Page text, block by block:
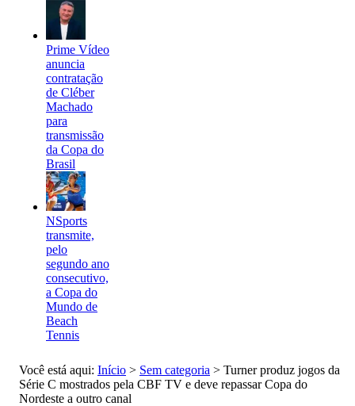
Prime Vídeo
anuncia
contratação
de Cléber
Machado
para
transmissão
da Copa do
Brasil
NSports
transmite,
pelo
segundo ano
consecutivo,
a Copa do
Mundo de
Beach
Tennis
Você está aqui: Início > Sem categoria > Turner produz jogos da
Série C mostrados pela CBF TV e deve repassar Copa do
Nordeste a outro canal